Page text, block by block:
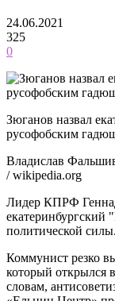
24.06.2021
325
0
Зюганов назвал
русофобским
Владислав
/ wikipedia.org
Лидер КПРФ
екатеринбургский
политической силы.
Коммунист резко
который открылся
словам,